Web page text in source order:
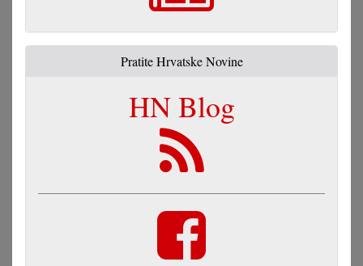
Pratite Hrvatske Novine
HN Blog